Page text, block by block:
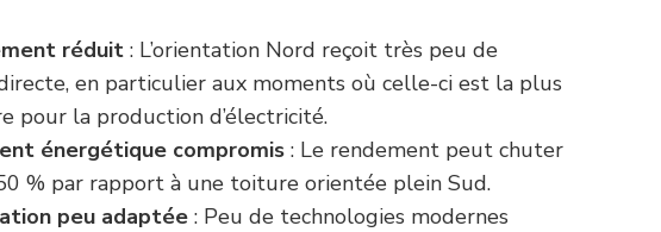
réduit : L’orientation Nord reçoit très peu de
en particulier aux moments où celle-ci est la plus
pour la production d’électricité.
énergétique compromis : Le rendement peut chuter
% par rapport à une toiture orientée plein Sud.
peu adaptée : Peu de technologies modernes